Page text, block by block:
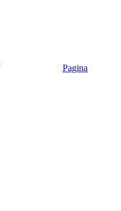
Pagina